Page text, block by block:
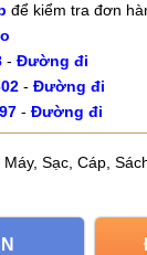
để kiểm tra đơn
- Đường đi
- Đường đi
- Đường đi
Sạc, Cáp,